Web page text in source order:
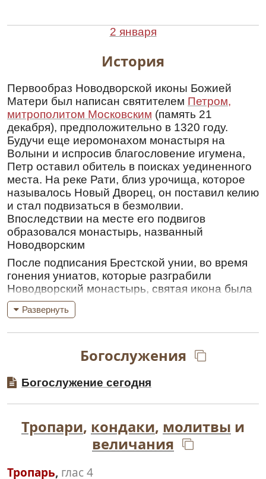
2 января
История
Первообраз Новодворской иконы Божией
Матери был написан святителем Петром,
митрополитом Московским (память 21
декабря), предположительно в 1320 году.
Будучи еще иеромонахом монастыря на
Волыни и испросив благословение игумена,
Петр оставил обитель в поисках уединенного
места. На реке Рати, близ урочища, которое
называлось Новый Дворец, он поставил келию
и стал подвизаться в безмолвии.
Впоследствии на месте его подвигов
образовался монастырь, названный
Новодворским
После подписания Брестской унии, во время
гонения униатов, которые разграбили
Новодворский монастырь, святая икона была
перенесена неким иеромонахом Иаковом в
Черниговский Елецкий Свято-Успенский
(Стаховский) благословил этой иконой
(упразднена в 1766 году). 14 августа 1677
Божией Матери явил чудесные знамения.
Святитель Димитрий Ростовский, прибывший
в это время на поклонение чудотворной
Целерский Никодим после Литургии 16
Развернуть
Богослужения
Богослужение сегодня
Тропари, кондаки, молитвы и
величания
Тропарь, глас 4